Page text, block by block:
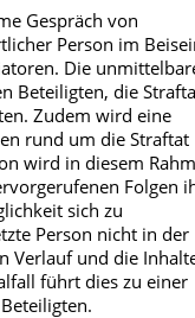
Gespräch von
Person im
Die
Beteiligten, die
Zudem wird eine
rund um die Straftat
wird in diesem
Folgen
sich zu
Person nicht in der
Verlauf und die
führt dies zu einer